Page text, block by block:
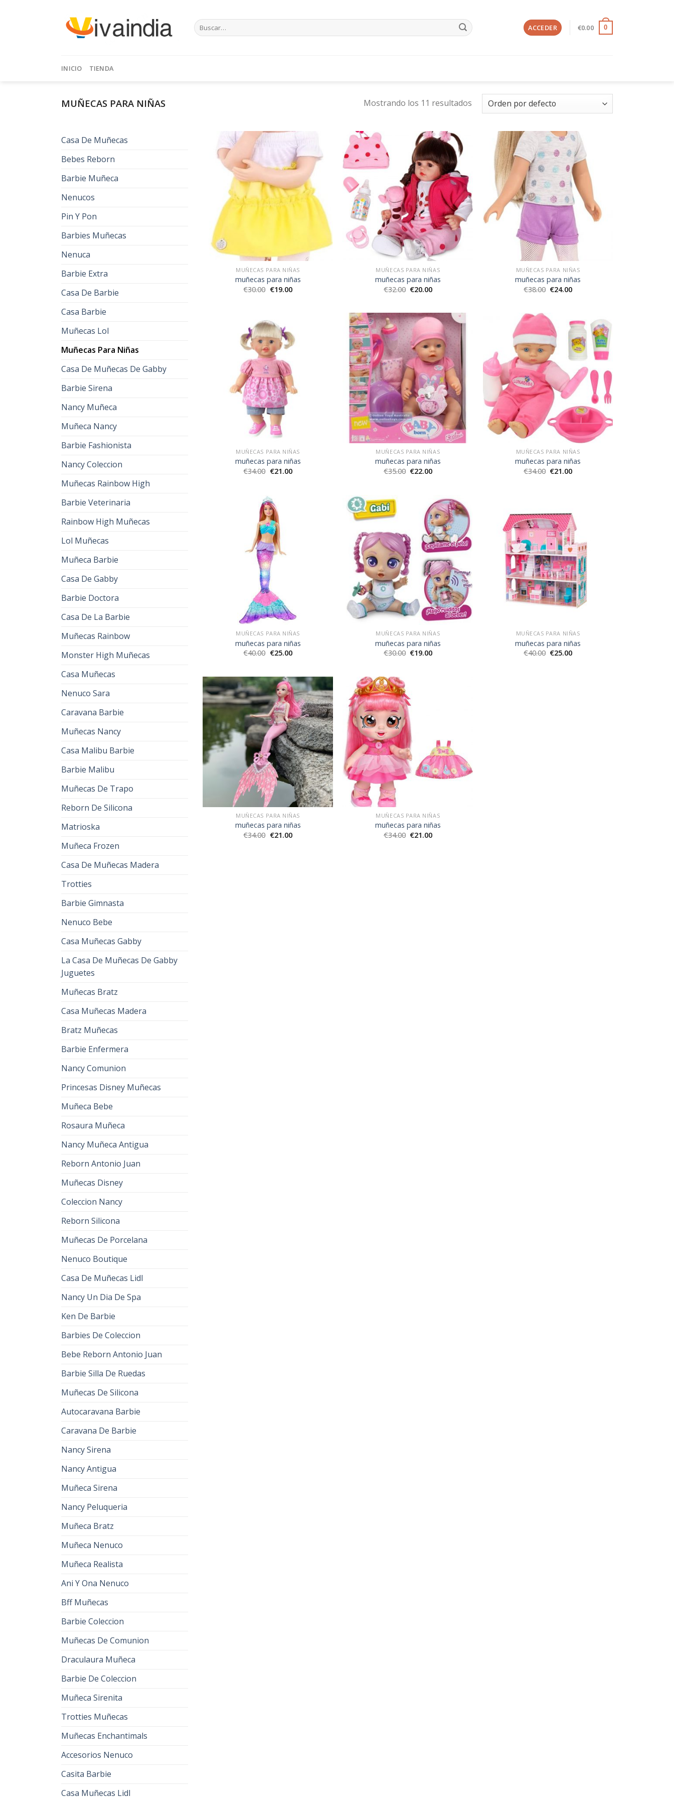
Buscar
por:
ACCEDER €0.00 0
INICIO TIENDA
MUÑECAS PARA NIÑAS Mostrando los 11 resultados
Casa De Muñecas
Bebes Reborn
Barbie Muñeca
Nenucos
Pin Y Pon
Barbies Muñecas
Nenuca
Barbie Extra
Casa De Barbie
Casa Barbie
Muñecas Lol
Muñecas Para Niñas
Casa De Muñecas De Gabby
Barbie Sirena
Nancy Muñeca
Muñeca Nancy
Barbie Fashionista
Nancy Coleccion
Muñecas Rainbow High
Barbie Veterinaria
Rainbow High Muñecas
Lol Muñecas
Muñeca Barbie
Casa De Gabby
Barbie Doctora
Casa De La Barbie
Muñecas Rainbow
Monster High Muñecas
Casa Muñecas
Nenuco Sara
Caravana Barbie
Muñecas Nancy
Casa Malibu Barbie
Barbie Malibu
Muñecas De Trapo
Reborn De Silicona
Matrioska
Muñeca Frozen
Casa De Muñecas Madera
Trotties
Barbie Gimnasta
Nenuco Bebe
Casa Muñecas Gabby
La Casa De Muñecas De Gabby
Juguetes
Muñecas Bratz
Casa Muñecas Madera
Bratz Muñecas
Barbie Enfermera
Nancy Comunion
Princesas Disney Muñecas
Muñeca Bebe
Rosaura Muñeca
Nancy Muñeca Antigua
Reborn Antonio Juan
Muñecas Disney
Coleccion Nancy
Reborn Silicona
Muñecas De Porcelana
Nenuco Boutique
Casa De Muñecas Lidl
Nancy Un Dia De Spa
Ken De Barbie
Barbies De Coleccion
Bebe Reborn Antonio Juan
Barbie Silla De Ruedas
Muñecas De Silicona
Autocaravana Barbie
Caravana De Barbie
Nancy Sirena
Nancy Antigua
Muñeca Sirena
Nancy Peluqueria
Muñeca Bratz
Muñeca Nenuco
Muñeca Realista
Ani Y Ona Nenuco
Bff Muñecas
Barbie Coleccion
Muñecas De Comunion
Draculaura Muñeca
Barbie De Coleccion
Muñeca Sirenita
Trotties Muñecas
Muñecas Enchantimals
Accesorios Nenuco
Casita Barbie
Casa Muñecas Lidl
MUÑECAS PARA NIÑAS
muñecas para niñas
€30.00 €19.00
MUÑECAS PARA NIÑAS
muñecas para niñas
€32.00 €20.00
MUÑECAS PARA NIÑAS
muñecas para niñas
€38.00 €24.00
MUÑECAS PARA NIÑAS
muñecas para niñas
€34.00 €21.00
MUÑECAS PARA NIÑAS
muñecas para niñas
€35.00 €22.00
MUÑECAS PARA NIÑAS
muñecas para niñas
€34.00 €21.00
MUÑECAS PARA NIÑAS
muñecas para niñas
€40.00 €25.00
MUÑECAS PARA NIÑAS
muñecas para niñas
€30.00 €19.00
MUÑECAS PARA NIÑAS
muñecas para niñas
€40.00 €25.00
MUÑECAS PARA NIÑAS
muñecas para niñas
€34.00 €21.00
MUÑECAS PARA NIÑAS
muñecas para niñas
€34.00 €21.00